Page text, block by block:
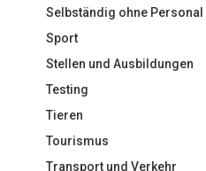
Selbständig ohne Personal
Sport
Stellen und Ausbildungen
Testing
Tieren
Tourismus
Transport und Verkehr